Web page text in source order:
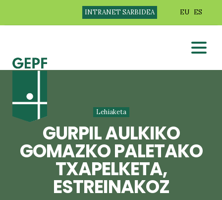
INTRANET SARBIDEA EU ES
Lehiaketa
GURPIL AULKIKO
GOMAZKO PALETAKO
TXAPELKETA,
ESTREINAKOZ